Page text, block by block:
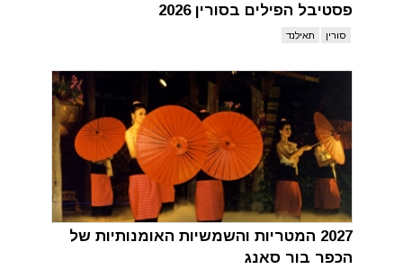
פסטיבל הפילים בסורין 2026
סורין תאילנד
2027 המטריות והשמשיות האומנותיות של
הכפר בור סאנג